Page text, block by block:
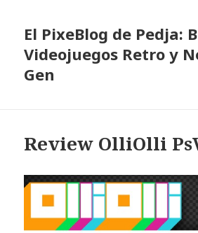
El PixeBlog de Pedja:
Videojuegos Retro y
Gen
Review OlliOlli